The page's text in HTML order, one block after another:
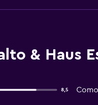
& Haus
8,5